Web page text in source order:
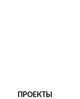
ПРОЕКТЫ